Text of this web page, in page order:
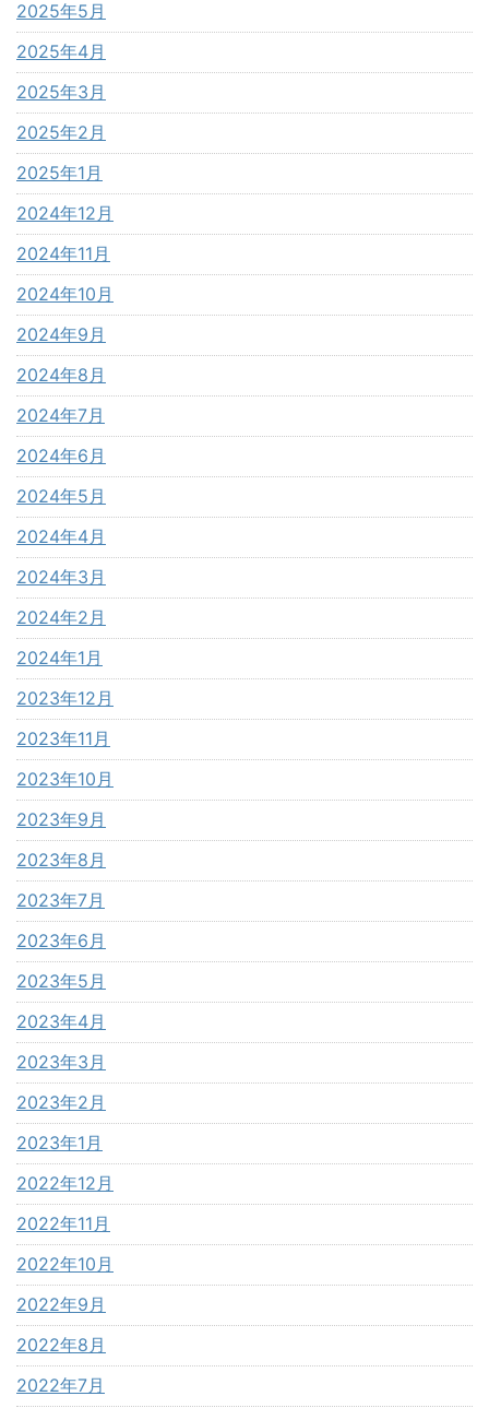
2025年5月
2025年4月
2025年3月
2025年2月
2025年1月
2024年12月
2024年11月
2024年10月
2024年9月
2024年8月
2024年7月
2024年6月
2024年5月
2024年4月
2024年3月
2024年2月
2024年1月
2023年12月
2023年11月
2023年10月
2023年9月
2023年8月
2023年7月
2023年6月
2023年5月
2023年4月
2023年3月
2023年2月
2023年1月
2022年12月
2022年11月
2022年10月
2022年9月
2022年8月
2022年7月